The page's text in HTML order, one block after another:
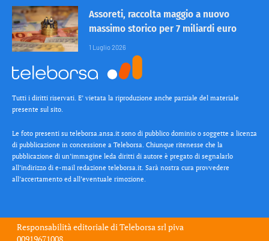
Assoreti, raccolta maggio a nuovo
massimo storico per 7 miliardi euro
1 Luglio 2026
Tutti i diritti riservati. E’ vietata la riproduzione anche parziale del materiale
presente sul sito.
Le foto presenti su teleborsa.ansa.it sono di pubblico dominio o soggette a licenza
di pubblicazione in concessione a Teleborsa. Chiunque ritenesse che la
pubblicazione di un’immagine leda diritti di autore è pregato di segnalarlo
all’indirizzo di e-mail redazione teleborsa.it. Sarà nostra cura provvedere
all’accertamento ed all’eventuale rimozione.
Responsabilità editoriale diTeleborsa srlpiva